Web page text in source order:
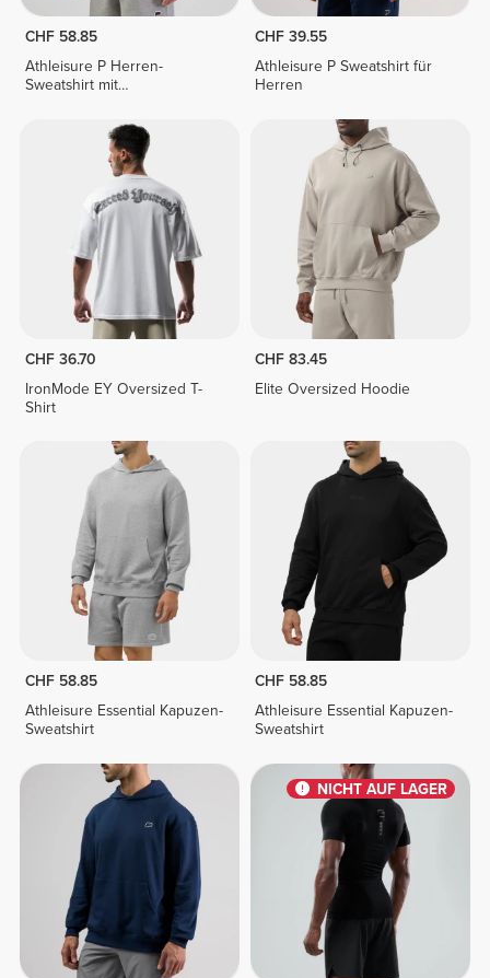
CHF 58.85
Athleisure P Herren-
Sweatshirt mit
CHF 39.55
Athleisure P Sweatshirt für
Herren
CHF 36.70
IronMode EY Oversized T-
Shirt
CHF 83.45
Elite Oversized Hoodie
CHF 58.85
Athleisure Essential Kapuzen-
Sweatshirt
CHF 58.85
Athleisure Essential Kapuzen-
Sweatshirt
NICHT AUF LAGER